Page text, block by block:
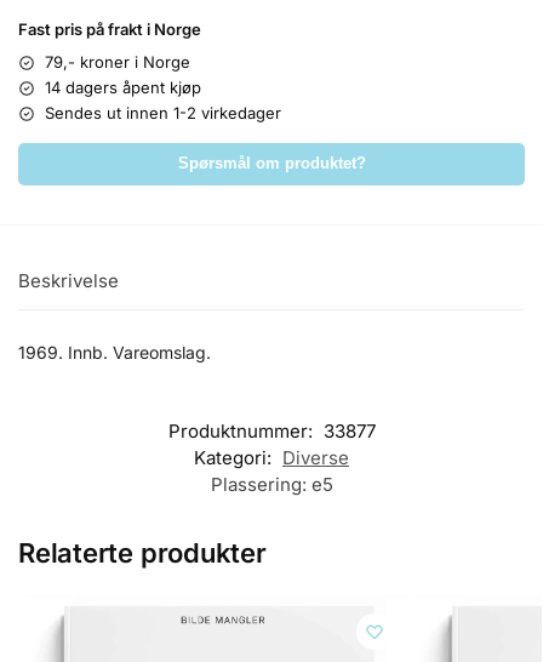
Fast pris på frakt i Norge
79,- kroner i Norge
14 dagers åpent kjøp
Sendes ut innen 1-2 virkedager
Spørsmål om produktet?
Beskrivelse
1969. Innb. Vareomslag.
Produktnummer: 33877
Kategori: Diverse
Plassering: e5
Relaterte produkter